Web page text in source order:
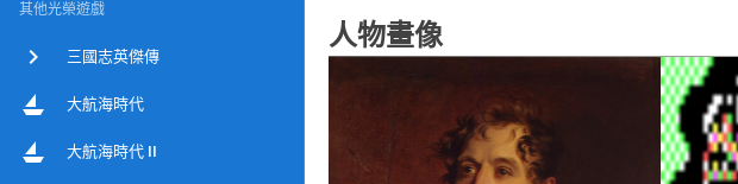
其他光榮遊戲
三國志英傑傳
大航海時代
大航海時代 II
人物畫像